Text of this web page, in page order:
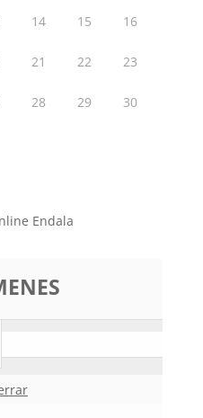
14 15 16
21 22 23
28 29 30